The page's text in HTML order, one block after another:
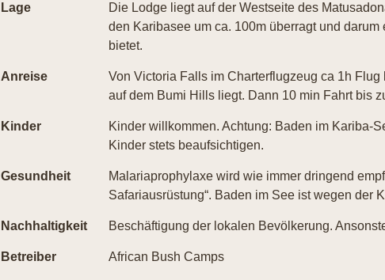
Lage
Die Lodge liegt auf der Westseite des
den Karibasee um ca. 100m überragt und
bietet.
Anreise
Von Victoria Falls im Charterflugzeug ca 1h
auf dem Bumi Hills liegt. Dann 10 min Fahrt bis
Kinder
Kinder willkommen. Achtung: Baden im Kariba-
Kinder stets beaufsichtigen.
Gesundheit
Malariaprophylaxe wird wie immer dringend
Safariausrüstung“. Baden im See ist wegen der
Nachhaltigkeit Beschäftigung der lokalen Bevölkerung.
Betreiber African Bush Camps